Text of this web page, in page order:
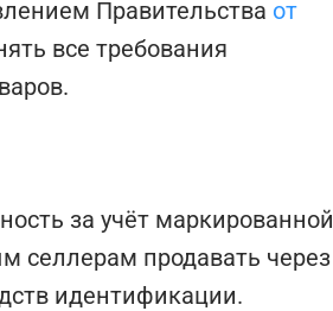
Правительства от
все требования
за учёт маркированной
селлерам продавать через
идентификации.